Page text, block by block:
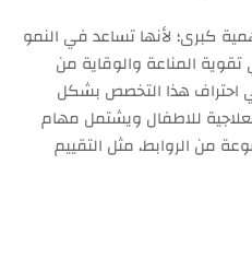
كبرى؛ لأنها تساعد في النمو
المناعة والوقاية من
احتراف هذا التخصص بشكل
للاطفال ويشتمل مهام
من الروابط، مثل التقييم